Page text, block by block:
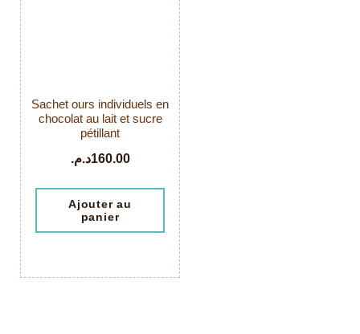
Sachet ours individuels en
chocolat au lait et sucre
pétillant
160.00د.م.
Ajouter au
panier